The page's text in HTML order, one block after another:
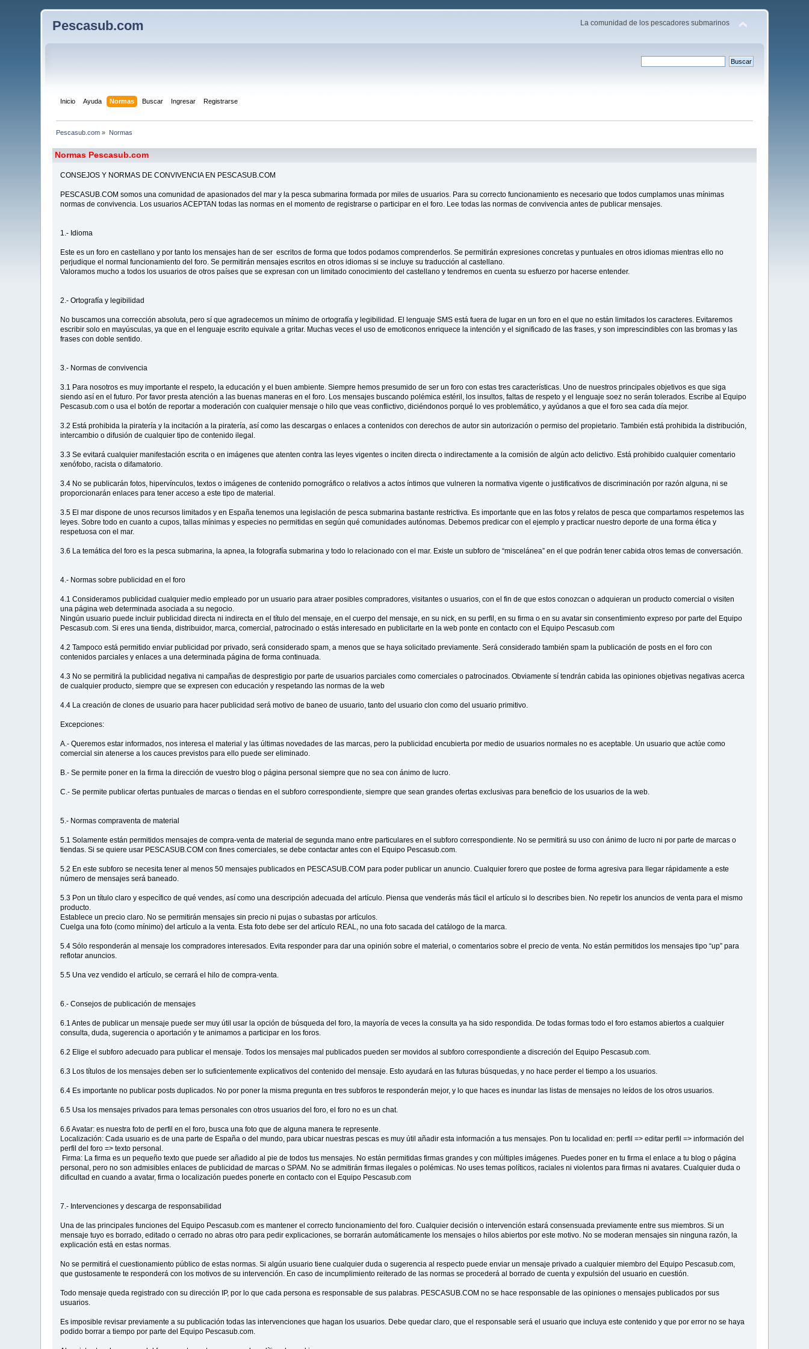
Pescasub.com La comunidad de los pescadores submarinos
Inicio Ayuda Normas Buscar Ingresar Registrarse
Pescasub.com » Normas
Normas Pescasub.com
CONSEJOS Y NORMAS DE CONVIVENCIA EN PESCASUB.COM
PESCASUB.COM somos una comunidad de apasionados del mar y la pesca submarina formada por miles de usuarios. Para su correcto funcionamiento es necesario que todos cumplamos unas mínimas
normas de convivencia. Los usuarios ACEPTAN todas las normas en el momento de registrarse o participar en el foro. Lee todas las normas de convivencia antes de publicar mensajes.
1.- Idioma
Este es un foro en castellano y por tanto los mensajes han de ser escritos de forma que todos podamos comprenderlos. Se permitirán expresiones concretas y puntuales en otros idiomas mientras ello no
perjudique el normal funcionamiento del foro. Se permitirán mensajes escritos en otros idiomas si se incluye su traducción al castellano.
Valoramos mucho a todos los usuarios de otros países que se expresan con un limitado conocimiento del castellano y tendremos en cuenta su esfuerzo por hacerse entender.
2.- Ortografía y legibilidad
No buscamos una corrección absoluta, pero sí que agradecemos un mínimo de ortografía y legibilidad. El lenguaje SMS está fuera de lugar en un foro en el que no están limitados los caracteres. Evitaremos
escribir solo en mayúsculas, ya que en el lenguaje escrito equivale a gritar. Muchas veces el uso de emoticonos enriquece la intención y el significado de las frases, y son imprescindibles con las bromas y las
frases con doble sentido.
3.- Normas de convivencia
3.1 Para nosotros es muy importante el respeto, la educación y el buen ambiente. Siempre hemos presumido de ser un foro con estas tres características. Uno de nuestros principales objetivos es que siga
siendo así en el futuro. Por favor presta atención a las buenas maneras en el foro. Los mensajes buscando polémica estéril, los insultos, faltas de respeto y el lenguaje soez no serán tolerados. Escribe al Equipo
Pescasub.com o usa el botón de reportar a moderación con cualquier mensaje o hilo que veas conflictivo, diciéndonos porqué lo ves problemático, y ayúdanos a que el foro sea cada día mejor.
3.2 Está prohibida la piratería y la incitación a la piratería, así como las descargas o enlaces a contenidos con derechos de autor sin autorización o permiso del propietario. También está prohibida la distribución,
intercambio o difusión de cualquier tipo de contenido ilegal.
3.3 Se evitará cualquier manifestación escrita o en imágenes que atenten contra las leyes vigentes o inciten directa o indirectamente a la comisión de algún acto delictivo. Está prohibido cualquier comentario
xenófobo, racista o difamatorio.
3.4 No se publicarán fotos, hipervínculos, textos o imágenes de contenido pornográfico o relativos a actos íntimos que vulneren la normativa vigente o justificativos de discriminación por razón alguna, ni se
proporcionarán enlaces para tener acceso a este tipo de material.
3.5 El mar dispone de unos recursos limitados y en España tenemos una legislación de pesca submarina bastante restrictiva. Es importante que en las fotos y relatos de pesca que compartamos respetemos las
leyes. Sobre todo en cuanto a cupos, tallas mínimas y especies no permitidas en según qué comunidades autónomas. Debemos predicar con el ejemplo y practicar nuestro deporte de una forma ética y
respetuosa con el mar.
3.6 La temática del foro es la pesca submarina, la apnea, la fotografía submarina y todo lo relacionado con el mar. Existe un subforo de “miscelánea” en el que podrán tener cabida otros temas de conversación.
4.- Normas sobre publicidad en el foro
4.1 Consideramos publicidad cualquier medio empleado por un usuario para atraer posibles compradores, visitantes o usuarios, con el fin de que estos conozcan o adquieran un producto comercial o visiten
una página web determinada asociada a su negocio.
Ningún usuario puede incluir publicidad directa ni indirecta en el título del mensaje, en el cuerpo del mensaje, en su nick, en su perfil, en su firma o en su avatar sin consentimiento expreso por parte del Equipo
Pescasub.com. Si eres una tienda, distribuidor, marca, comercial, patrocinado o estás interesado en publicitarte en la web ponte en contacto con el Equipo Pescasub.com
4.2 Tampoco está permitido enviar publicidad por privado, será considerado spam, a menos que se haya solicitado previamente. Será considerado también spam la publicación de posts en el foro con
contenidos parciales y enlaces a una determinada página de forma continuada.
4.3 No se permitirá la publicidad negativa ni campañas de desprestigio por parte de usuarios parciales como comerciales o patrocinados. Obviamente sí tendrán cabida las opiniones objetivas negativas acerca
de cualquier producto, siempre que se expresen con educación y respetando las normas de la web
4.4 La creación de clones de usuario para hacer publicidad será motivo de baneo de usuario, tanto del usuario clon como del usuario primitivo.
Excepciones:
A.- Queremos estar informados, nos interesa el material y las últimas novedades de las marcas, pero la publicidad encubierta por medio de usuarios normales no es aceptable. Un usuario que actúe como
comercial sin atenerse a los cauces previstos para ello puede ser eliminado.
B.- Se permite poner en la firma la dirección de vuestro blog o página personal siempre que no sea con ánimo de lucro.
C.- Se permite publicar ofertas puntuales de marcas o tiendas en el subforo correspondiente, siempre que sean grandes ofertas exclusivas para beneficio de los usuarios de la web.
5.- Normas compraventa de material
5.1 Solamente están permitidos mensajes de compra-venta de material de segunda mano entre particulares en el subforo correspondiente. No se permitirá su uso con ánimo de lucro ni por parte de marcas o
tiendas. Si se quiere usar PESCASUB.COM con fines comerciales, se debe contactar antes con el Equipo Pescasub.com.
5.2 En este subforo se necesita tener al menos 50 mensajes publicados en PESCASUB.COM para poder publicar un anuncio. Cualquier forero que postee de forma agresiva para llegar rápidamente a este
número de mensajes será baneado.
5.3 Pon un título claro y específico de qué vendes, así como una descripción adecuada del artículo. Piensa que venderás más fácil el artículo si lo describes bien. No repetir los anuncios de venta para el mismo
producto.
Establece un precio claro. No se permitirán mensajes sin precio ni pujas o subastas por artículos.
Cuelga una foto (como mínimo) del artículo a la venta. Esta foto debe ser del artículo REAL, no una foto sacada del catálogo de la marca.
5.4 Sólo responderán al mensaje los compradores interesados. Evita responder para dar una opinión sobre el material, o comentarios sobre el precio de venta. No están permitidos los mensajes tipo “up” para
reflotar anuncios.
5.5 Una vez vendido el artículo, se cerrará el hilo de compra-venta.
6.- Consejos de publicación de mensajes
6.1 Antes de publicar un mensaje puede ser muy útil usar la opción de búsqueda del foro, la mayoría de veces la consulta ya ha sido respondida. De todas formas todo el foro estamos abiertos a cualquier
consulta, duda, sugerencia o aportación y te animamos a participar en los foros.
6.2 Elige el subforo adecuado para publicar el mensaje. Todos los mensajes mal publicados pueden ser movidos al subforo correspondiente a discreción del Equipo Pescasub.com.
6.3 Los títulos de los mensajes deben ser lo suficientemente explicativos del contenido del mensaje. Esto ayudará en las futuras búsquedas, y no hace perder el tiempo a los usuarios.
6.4 Es importante no publicar posts duplicados. No por poner la misma pregunta en tres subforos te responderán mejor, y lo que haces es inundar las listas de mensajes no leídos de los otros usuarios.
6.5 Usa los mensajes privados para temas personales con otros usuarios del foro, el foro no es un chat.
6.6 Avatar: es nuestra foto de perfil en el foro, busca una foto que de alguna manera te represente.
Localización: Cada usuario es de una parte de España o del mundo, para ubicar nuestras pescas es muy útil añadir esta información a tus mensajes. Pon tu localidad en: perfil => editar perfil => información del
perfil del foro => texto personal.
Firma: La firma es un pequeño texto que puede ser añadido al pie de todos tus mensajes. No están permitidas firmas grandes y con múltiples imágenes. Puedes poner en tu firma el enlace a tu blog o página
personal, pero no son admisibles enlaces de publicidad de marcas o SPAM. No se admitirán firmas ilegales o polémicas. No uses temas políticos, raciales ni violentos para firmas ni avatares. Cualquier duda o
dificultad en cuando a avatar, firma o localización puedes ponerte en contacto con el Equipo Pescasub.com
7.- Intervenciones y descarga de responsabilidad
Una de las principales funciones del Equipo Pescasub.com es mantener el correcto funcionamiento del foro. Cualquier decisión o intervención estará consensuada previamente entre sus miembros. Si un
mensaje tuyo es borrado, editado o cerrado no abras otro para pedir explicaciones, se borrarán automáticamente los mensajes o hilos abiertos por este motivo. No se moderan mensajes sin ninguna razón, la
explicación está en estas normas.
No se permitirá el cuestionamiento público de estas normas. Si algún usuario tiene cualquier duda o sugerencia al respecto puede enviar un mensaje privado a cualquier miembro del Equipo Pescasub.com,
que gustosamente te responderá con los motivos de su intervención. En caso de incumplimiento reiterado de las normas se procederá al borrado de cuenta y expulsión del usuario en cuestión.
Todo mensaje queda registrado con su dirección IP, por lo que cada persona es responsable de sus palabras. PESCASUB.COM no se hace responsable de las opiniones o mensajes publicados por sus
usuarios.
Es imposible revisar previamente a su publicación todas las intervenciones que hagan los usuarios. Debe quedar claro, que el responsable será el usuario que incluya este contenido y que por error no se haya
podido borrar a tiempo por parte del Equipo Pescasub.com.